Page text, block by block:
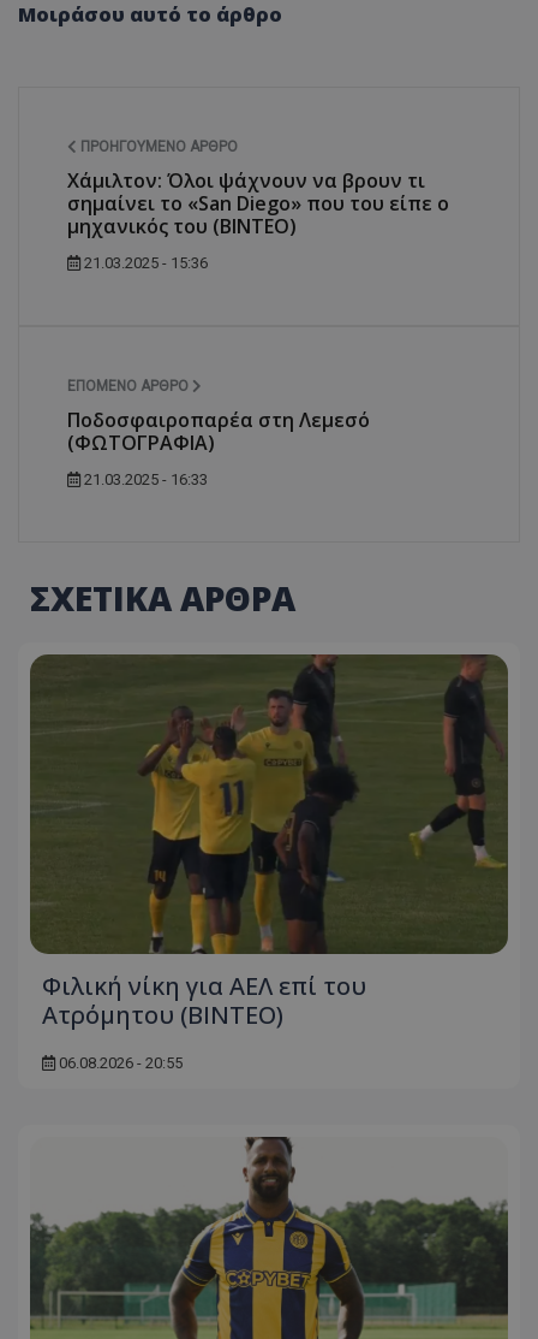
Μοιράσου αυτό το άρθρο
ΠΡΟΗΓΟΎΜΕΝΟ ΆΡΘΡΟ
Χάμιλτον: Όλοι ψάχνουν να βρουν τι
σημαίνει το «San Diego» που του είπε ο
μηχανικός του (BINTEO)
21.03.2025 - 15:36
ΕΠΌΜΕΝΟ ΆΡΘΡΟ
Ποδοσφαιροπαρέα στη Λεμεσό
(ΦΩΤΟΓΡΑΦΙΑ)
21.03.2025 - 16:33
ΣΧΕΤΙΚΑ ΑΡΘΡΑ
Φιλική νίκη για ΑΕΛ επί του
Ατρόμητου (BINTEO)
06.08.2026 - 20:55